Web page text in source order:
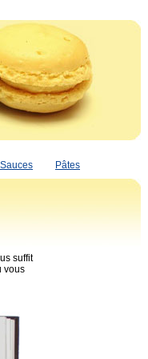
Sauces Pâtes
suffit
vous